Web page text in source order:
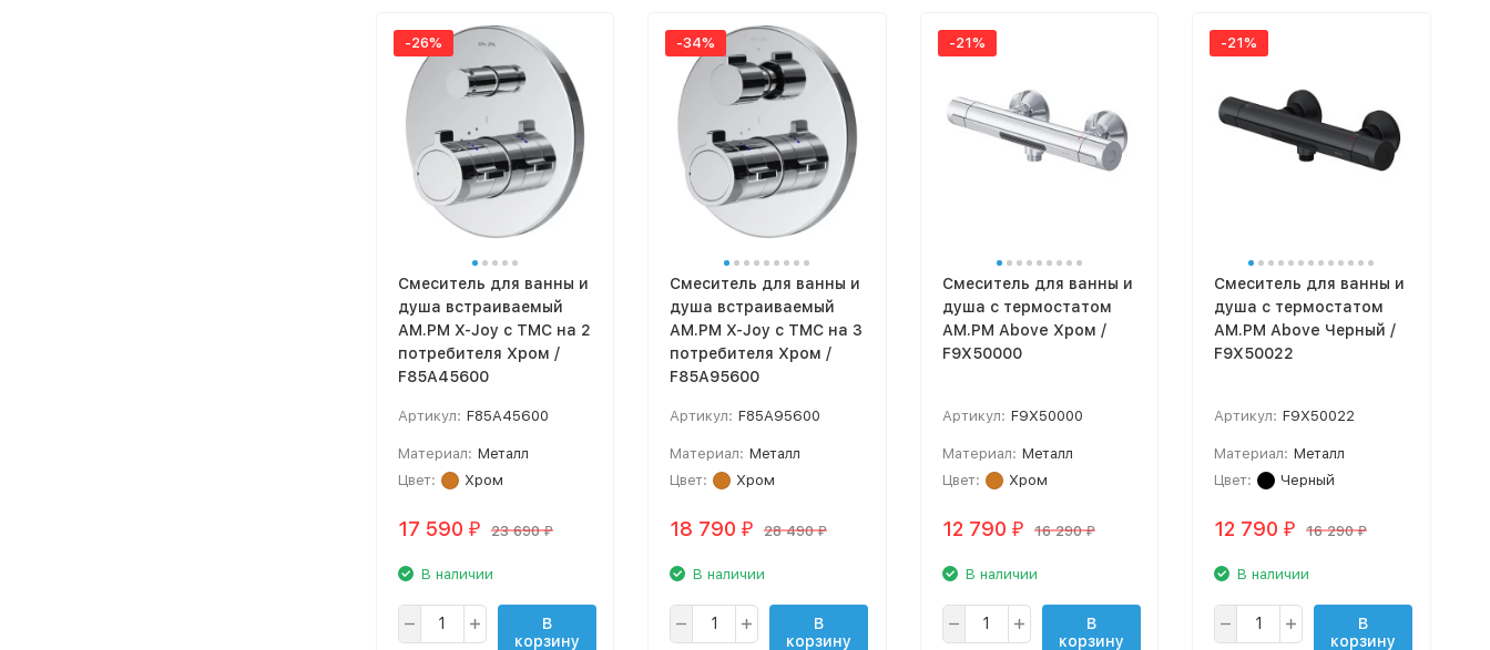
-26%
Смеситель для ванны и
душа встраиваемый
AM.PM X-Joy с ТМС на 2
потребителя Хром /
F85A45600
Артикул: F85A45600
Материал: Металл
Цвет:
Хром
17 590 ₽ 23 690₽
В наличии
В
корзину
-34%
Смеситель для ванны и
душа встраиваемый
AM.PM X-Joy с ТМС на 3
потребителя Хром /
F85A95600
Артикул: F85A95600
Материал: Металл
Цвет:
Хром
18 790 ₽ 28 490₽
В наличии
В
корзину
-21%
Смеситель для ванны и
душа с термостатом
AM.PM Above Хром /
F9X50000
Артикул: F9X50000
Материал: Металл
Цвет:
Хром
12 790 ₽ 16 290₽
В наличии
В
корзину
-21%
Смеситель для ванны и
душа с термостатом
AM.PM Above Черный /
F9X50022
Артикул: F9X50022
Материал: Металл
Цвет:
Черный
12 790 ₽ 16 290₽
В наличии
В
корзину